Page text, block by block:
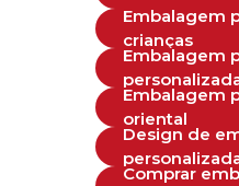
Embalagem
crianças
Embalagem
Embalagem
oriental
Design de
Comprar